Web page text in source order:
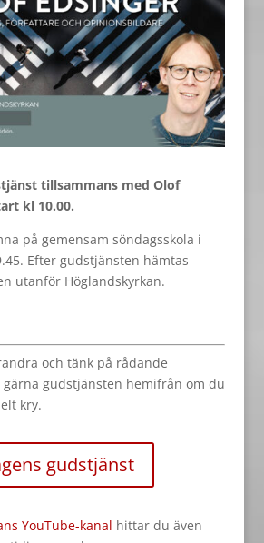
tillsammans med Olof
kl 10.00.
på gemensam söndagsskola i
Efter gudstjänsten hämtas
utanför Höglandskyrkan.
och tänk på rådande
gudstjänsten hemifrån om du
kry.
gudstjänst
YouTube-kanal hittar du även